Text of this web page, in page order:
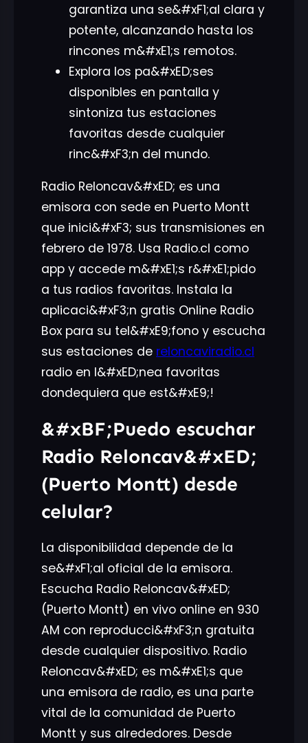
garantiza una se&#xF1;al clara y
potente, alcanzando hasta los
rincones m&#xE1;s remotos.
Explora los pa&#xED;ses
disponibles en pantalla y
sintoniza tus estaciones
favoritas desde cualquier
rinc&#xF3;n del mundo.
Radio Reloncav&#xED; es una
emisora con sede en Puerto Montt
que inici&#xF3; sus transmisiones en
febrero de 1978. Usa Radio.cl como
app y accede m&#xE1;s r&#xE1;pido
a tus radios favoritas. Instala la
aplicaci&#xF3;n gratis Online Radio
Box para su tel&#xE9;fono y escucha
sus estaciones de reloncaviradio.cl
radio en l&#xED;nea favoritas
dondequiera que est&#xE9;!
&#xBF;Puedo escuchar
Radio Reloncav&#xED;
(Puerto Montt) desde
celular?
La disponibilidad depende de la
se&#xF1;al oficial de la emisora.
Escucha Radio Reloncav&#xED;
(Puerto Montt) en vivo online en 930
AM con reproducci&#xF3;n gratuita
desde cualquier dispositivo. Radio
Reloncav&#xED; es m&#xE1;s que
una emisora de radio, es una parte
vital de la comunidad de Puerto
Montt y sus alrededores. Desde